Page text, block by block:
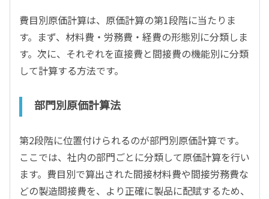
費目別原価計算は、原価計算の第1段階に当たりま
す。まず、材料費・労務費・経費の形態別に分類しま
す。次に、それぞれを直接費と間接費の機能別に分類
して計算する方法です。
部門別原価計算法
第2段階に位置付けられるのが部門別原価計算です。
ここでは、社内の部門ごとに分類して原価計算を行い
ます。費目別で算出された間接材料費や間接労務費な
どの製造間接費を、より正確に製品に配賦するため、